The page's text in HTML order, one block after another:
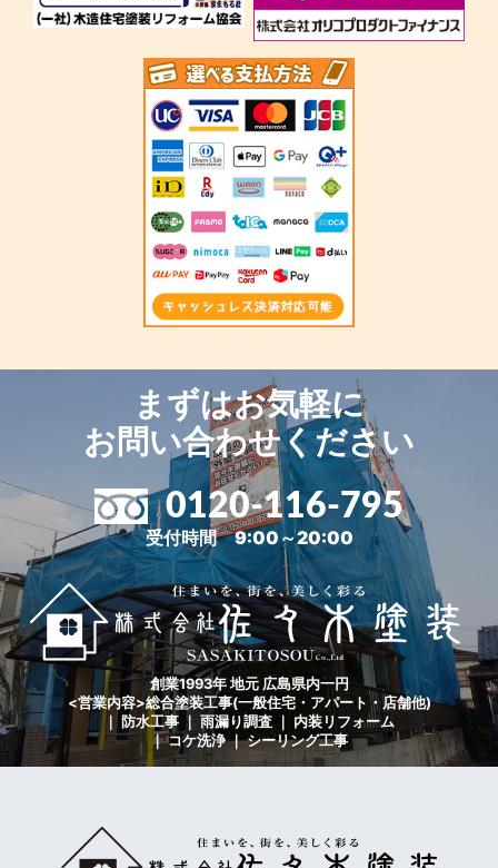
まずはお気軽に
お問い合わせください
0120-116-795
受付時間 9:00～20:00
創業1993年 地元 広島県内一円
<営業内容>総合塗装工事(一般住宅・アパート・店舗他)
｜ 防水工事 ｜ 雨漏り調査 ｜ 内装リフォーム
｜ コケ洗浄 ｜ シーリング工事